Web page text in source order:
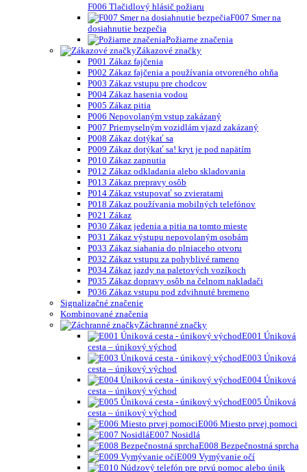
F006 Tlačidlový hlásič požiaru
F007 Smer na
dosiahnutie bezpečia
Požiarne značenia
Zákazové značky
P001 Zákaz fajčenia
P002 Zákaz fajčenia a používania otvoreného ohňa
P003 Zákaz vstupu pre chodcov
P004 Zákaz hasenia vodou
P005 Zákaz pitia
P006 Nepovolaným vstup zakázaný
P007 Priemyselným vozidlám vjazd zakázaný
P008 Zákaz dotýkať sa
P009 Zákaz dotýkať sa! kryt je pod napätím
P010 Zákaz zapnutia
P012 Zákaz odkladania alebo skladovania
P013 Zákaz prepravy osôb
P014 Zákaz vstupovať so zvieratami
P018 Zákaz používania mobilných telefónov
P021 Zákaz
P030 Zákaz jedenia a pitia na tomto mieste
P031 Zákaz výstupu nepovolaným osobám
P033 Zákaz siahania do plniaceho otvoru
P032 Zákaz vstupu za pohyblivé rameno
P034 Zákaz jazdy na paletových vozíkoch
P035 Zákaz dopravy osôb na čelnom nakladači
P036 Zákaz vstupu pod zdvihnuté bremeno
Signalizačné značenie
Kombinované značenia
Záchranné značky
E001 Úniková
cesta – únikový východ
E003 Úniková
cesta – únikový východ
E004 Úniková
cesta – únikový východ
E005 Ůniková
cesta – únikový východ
E006 Miesto prvej pomoci
E007 Nosidlá
E008 Bezpečnostná sprcha
E009 Vymývanie očí